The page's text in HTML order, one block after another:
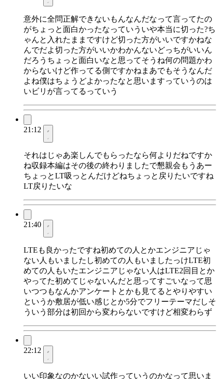
意外に全問正解できないもんなんだなって言ってたの
がちょっと面白かったなっていういや本当に切った?ち
ゃんと入れたままですけど切った方がいいですかねな
んでだよ切った方がいいかわかんないどっちがいいん
だろうちょっと面白いなと思ってそうね何の問題かわ
からないけど作ってる側ですかねまあでもそうなんだ
よね僕はちょうどよかったなと思いますっていうのは
いビリが言ってるっていう
21:12
それはじゃあ楽しんでもらったなら何よりだねですか
ね収録本編はその後の終わりましたで懇親会もうあー
ちょっとLT吸っとんだけどねちょっと戻りたいですね
LT戻りたいな
21:40
LTEも良かったですね初めての人とかエンジニアじゃ
ない人もいましたし初めての人もいましたっけLTE初
めての人もいたエンジニアじゃない人はLTE2回目とか
やってた初めてじゃないんだと思ってすごいなって思
いつつもなんかアンケートとかも見てるとやりやすい
というか敷居が低い感じとか5分でフリーテーマだしそ
ういう部分は初回から変わらないですけど相変わらず
22:12
いい印象なのかないい試作っていうのかなって思いま